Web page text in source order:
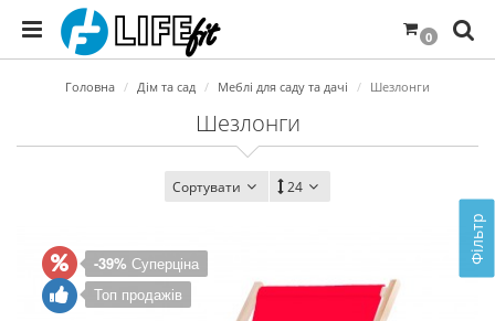
0
Фільтр
Головна Дім та сад Меблі для саду та дачі Шезлонги
Шезлонги
Сортувати 24
-39% Суперціна
Топ продажів